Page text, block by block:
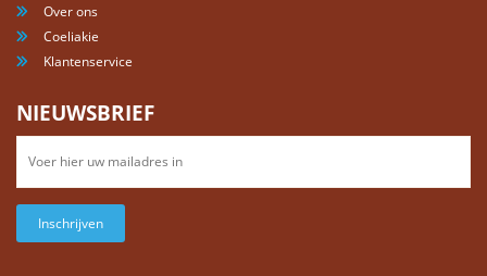
Over ons
Coeliakie
Klantenservice
NIEUWSBRIEF
Inschrijven